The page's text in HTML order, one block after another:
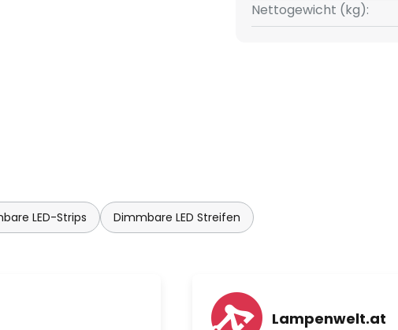
Smart Home App (für
Nettogewicht (kg):
LED-Strips Dimmbare LED Streifen
Lampenwelt.at